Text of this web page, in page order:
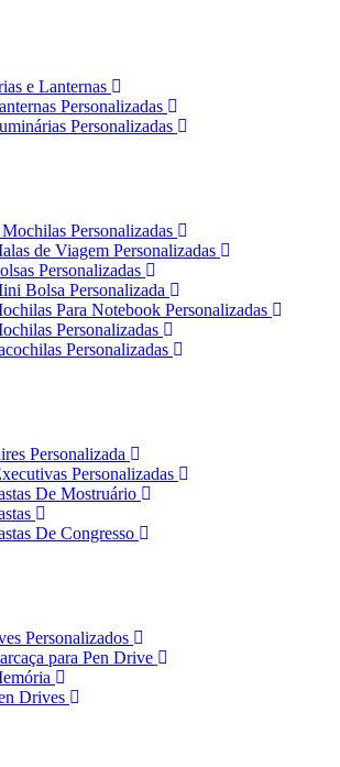
e Lanternas
Personalizadas
Personalizadas
Personalizadas
de Viagem Personalizadas
Personalizadas
Bolsa Personalizada
Para Notebook Personalizadas
Personalizadas
Personalizadas
Personalizada
Personalizadas
De Mostruário
De Congresso
Personalizados
para Pen Drive
Drives